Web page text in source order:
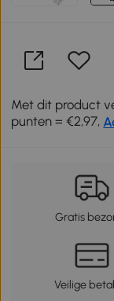
Met dit product
punten = €2,97,
Gratis
Veilige